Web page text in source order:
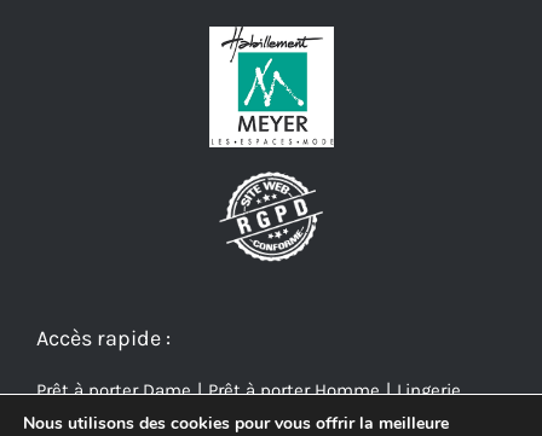
Accès rapide :
Prêt à porter Dame Prêt à porter Homme Lingerie
Nous utilisons des cookies pour vous offrir la meilleure